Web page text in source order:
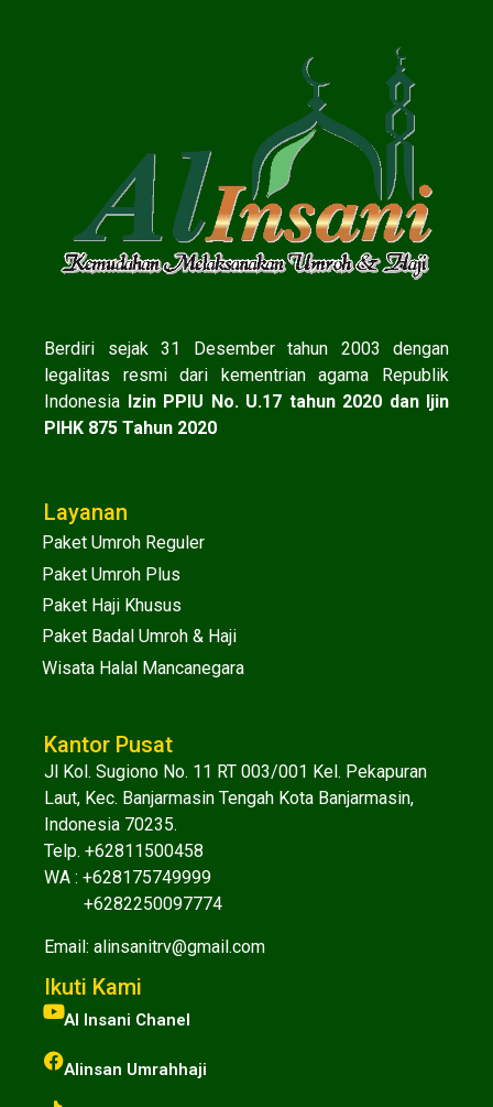
Berdiri sejak 31 Desember tahun 2003 dengan
legalitas resmi dari kementrian agama Republik
Indonesia Izin PPIU No. U.17 tahun 2020 dan Ijin
PIHK 875 Tahun 2020
Layanan
Paket Umroh Reguler
Paket Umroh Plus
Paket Haji Khusus
Paket Badal Umroh & Haji
Wisata Halal Mancanegara
Kantor Pusat
Jl Kol. Sugiono No. 11 RT 003/001 Kel. Pekapuran
Laut, Kec. Banjarmasin Tengah Kota Banjarmasin,
Indonesia 70235.
Telp. +62811500458
WA : +628175749999
+6282250097774
Email: alinsanitrv@gmail.com
Ikuti Kami
Al Insani Chanel
Alinsan Umrahhaji